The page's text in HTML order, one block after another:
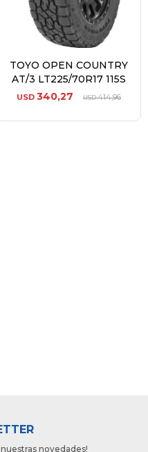
TOYO OPEN COUNTRY
AT/3 LT225/70R17 115S
USD 340,27 USD414,96
novedades!